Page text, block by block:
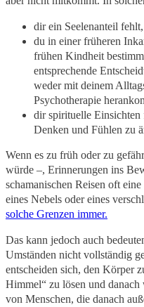
dir ein Seelenanteil fehlt,
du in einer früheren
frühen Kindheit
entsprechende
weder mit deinem
Psychotherapie
dir spirituelle
Denken und Fühlen zu
Wenn es zu früh oder zu
würde –, Erinnerungen ins
schamanischen Reisen oft
eines Nebels oder eines
solche Grenzen immer.
Das kann jedoch auch
Umständen nicht vollständig
entscheiden sich, den Körper
Himmel“ zu lösen und
von Menschen, die danach